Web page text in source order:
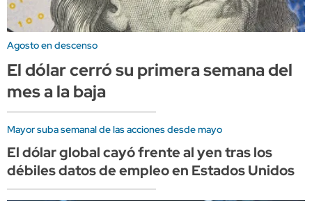
Agosto en descenso
El dólar cerró su primera semana del
mes a la baja
Mayor suba semanal de las acciones desde mayo
El dólar global cayó frente al yen tras los
débiles datos de empleo en Estados Unidos